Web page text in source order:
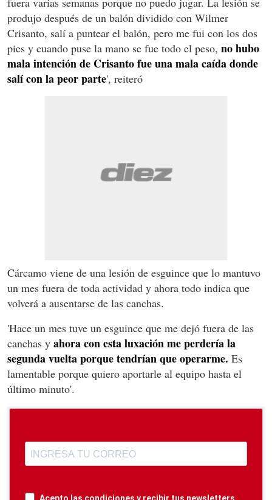
produjo después de un balón dividido con Wilmer
Crisanto, salí a puntear el balón, pero me fui con los dos
pies y cuando puse la mano se fue todo el peso, no hubo
mala intención de Crisanto fue una mala caída donde
salí con la peor parte', reiteró
Cárcamo viene de una lesión de esguince que lo mantuvo
un mes fuera de toda actividad y ahora todo indica que
volverá a ausentarse de las canchas.
'Hace un mes tuve un esguince que me dejó fuera de las
canchas y ahora con esta luxación me perdería la
segunda vuelta porque tendrían que operarme. Es
lamentable porque quiero aportarle al equipo hasta el
último minuto'.